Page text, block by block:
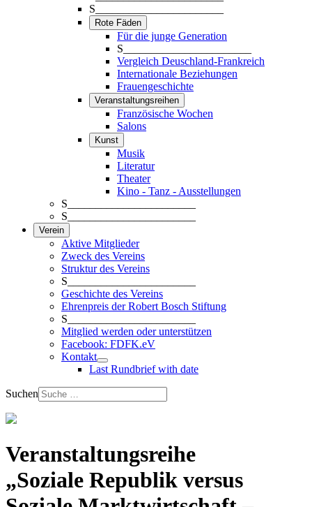
S_______________________
Rote Fäden
Für die junge Generation
S_______________________
Vergleich Deuschland-Frankreich
Internationale Beziehungen
Frauengeschichte
Veranstaltungsreihen
Französische Wochen
Salons
Kunst
Musik
Literatur
Theater
Kino - Tanz - Ausstellungen
S_______________________
S_______________________
Verein
Aktive Mitglieder
Zweck des Vereins
Struktur des Vereins
S_______________________
Geschichte des Vereins
Ehrenpreis der Robert Bosch Stiftung
S_______________________
Mitglied werden oder unterstützen
Facebook: FDFK.eV
Kontakt
Last Rundbrief with date
Suchen
Veranstaltungsreihe
„Soziale Republik versus